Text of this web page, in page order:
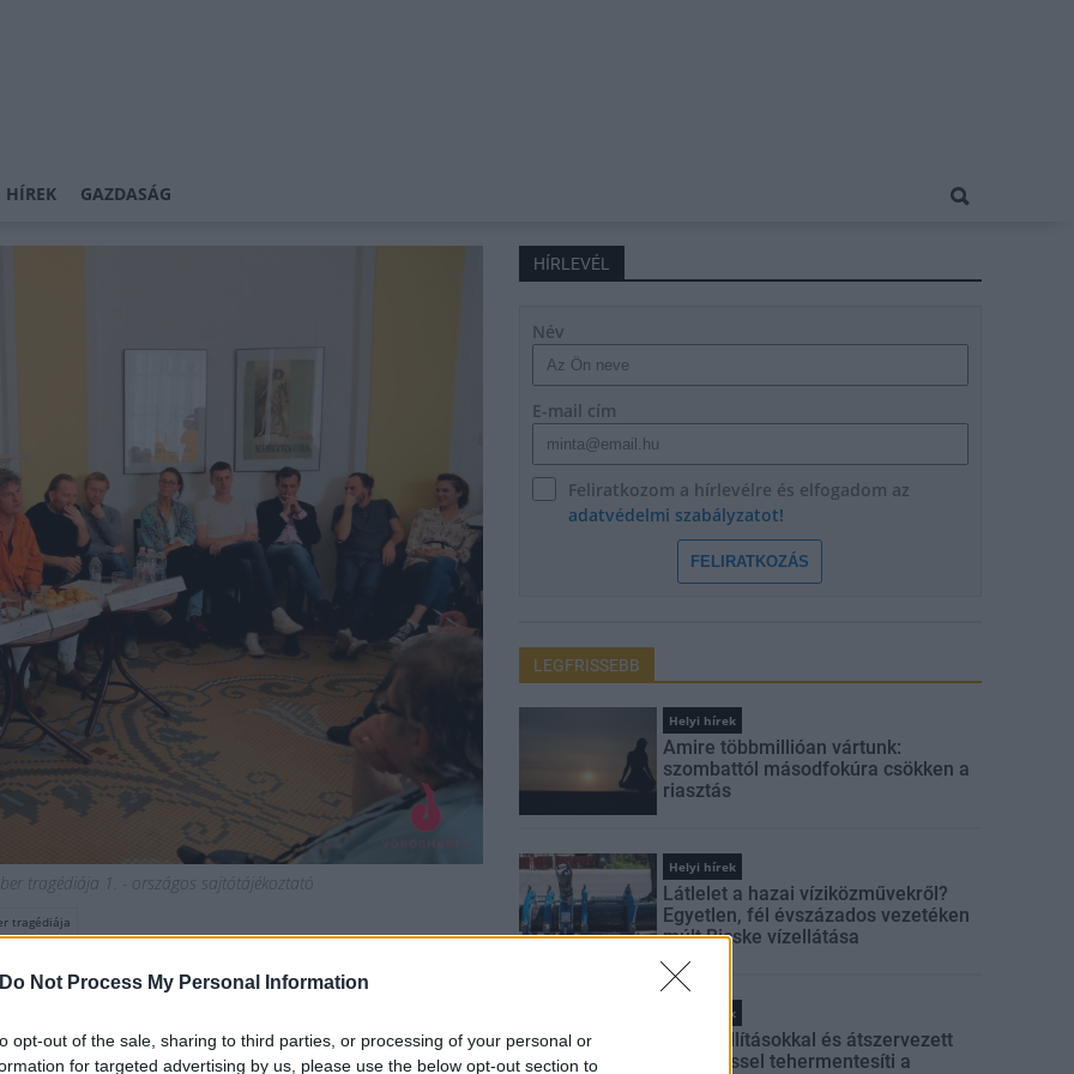
Do Not Process My Personal Information
opt-out of the sale, sharing to third parties, or processing of your personal or
for targeted advertising by us, please use the below opt-out section to
HÍREK GAZDASÁG
tragédiája 1. - országos sajtótájékoztató
tragédiája
tartanak bemutatót
HÍRLEVÉL
Név
E-mail cím
Feliratkozom a hírlevélre és elfogadom az
adatvédelmi szabályzatot!
FELIRATKOZÁS
LEGFRISSEBB
Helyi hírek
Amire többmillióan vártunk:
szombattól másodfokúra csökken a
riasztás
Helyi hírek
Látlelet a hazai víziközművekről?
Egyetlen, fél évszázados vezetéken
múlt Bicske vízellátása
Helyi hírek
Gyárleállításokkal és átszervezett
termeléssel tehermentesíti a